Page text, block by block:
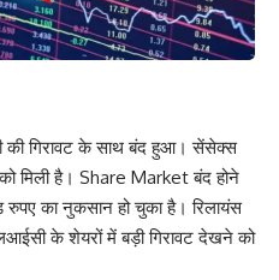
की गिरावट के साथ बंद हुआ। सेंसेक्स
मिली है। Share Market बंद होने
का नुकसान हो चुका है। रिलायंस
के शेयरों में बड़ी गिरावट देखने को